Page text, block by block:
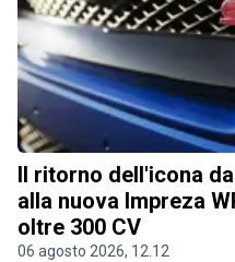
Il ritorno dell'icona
alla nuova Impreza
oltre 300 CV
06 agosto 2026, 12.12